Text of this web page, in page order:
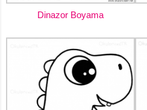
Dinazor Boyama